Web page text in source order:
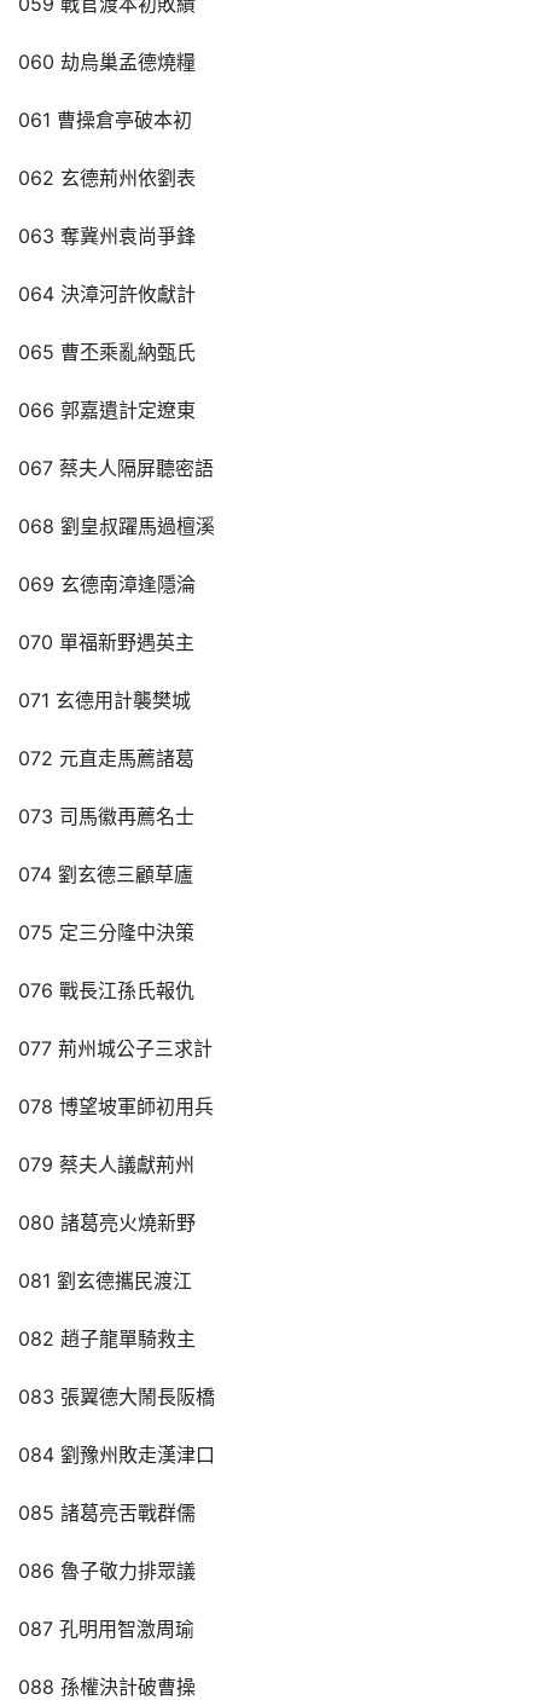
060 劫烏巢孟德燒糧
061 曹操倉亭破本初
062 玄德荊州依劉表
063 奪冀州袁尚爭鋒
064 決漳河許攸獻計
065 曹丕乘亂納甄氏
066 郭嘉遺計定遼東
067 蔡夫人隔屏聽密語
068 劉皇叔躍馬過檀溪
069 玄德南漳逢隱淪
070 單福新野遇英主
071 玄德用計襲樊城
072 元直走馬薦諸葛
073 司馬徽再薦名士
074 劉玄德三顧草廬
075 定三分隆中決策
076 戰長江孫氏報仇
077 荊州城公子三求計
078 博望坡軍師初用兵
079 蔡夫人議獻荊州
080 諸葛亮火燒新野
081 劉玄德攜民渡江
082 趙子龍單騎救主
083 張翼德大鬧長阪橋
084 劉豫州敗走漢津口
085 諸葛亮舌戰群儒
086 魯子敬力排眾議
087 孔明用智激周瑜
088 孫權決計破曹操